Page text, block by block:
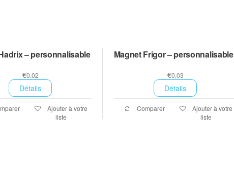
– personnalisable
€0,02
Détails
Ajouter à votre
liste
Magnet Frigor – personnalisable
€0,03
Détails
Comparer
Ajouter à votre
liste